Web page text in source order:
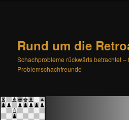
Rund um die
Schachprobleme rückwärts betrachtet –
Problemschachfreunde